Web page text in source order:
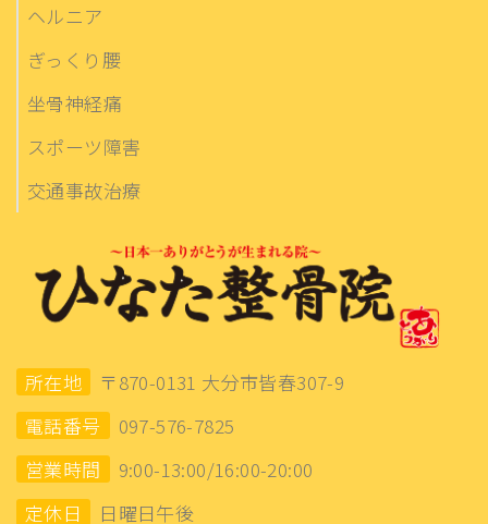
ヘルニア
ぎっくり腰
坐骨神経痛
スポーツ障害
交通事故治療
所在地
〒870-0131 大分市皆春307-9
電話番号
097-576-7825
営業時間
9:00-13:00/16:00-20:00
定休日
日曜日午後